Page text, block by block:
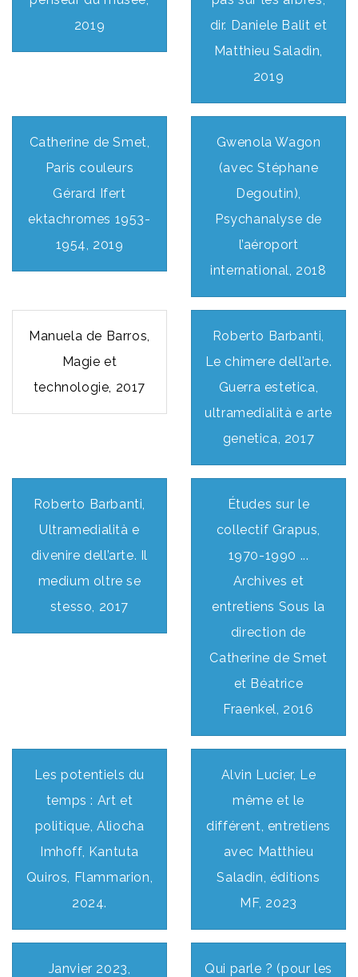
2019
dir. Daniele Balit et
Matthieu Saladin,
2019
Catherine de Smet,
Paris couleurs
Gérard Ifert
ektachromes 1953-
1954, 2019
Gwenola Wagon
(avec Stéphane
Degoutin),
Psychanalyse de
l’aéroport
international, 2018
Manuela de Barros,
Magie et
technologie, 2017
Roberto Barbanti,
Le chimere dell’arte.
Guerra estetica,
ultramedialità e arte
genetica, 2017
Roberto Barbanti,
Ultramedialità e
divenire dell’arte. Il
medium oltre se
stesso, 2017
Études sur le
collectif Grapus,
1970-1990 ...
Archives et
entretiens Sous la
direction de
Catherine de Smet
et Béatrice
Fraenkel, 2016
Les potentiels du
temps : Art et
politique, Aliocha
Imhoff, Kantuta
Quiros, Flammarion,
2024.
Alvin Lucier, Le
même et le
différent, entretiens
avec Matthieu
Saladin, éditions
MF, 2023
Janvier 2023,
Qui parle ? (pour les